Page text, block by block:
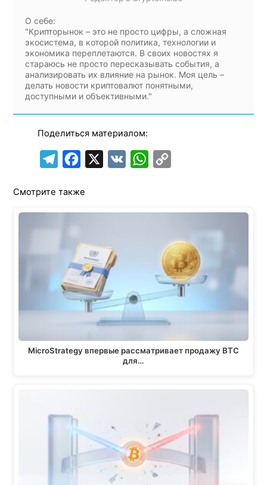
О себе:
"Крипторынок – это не просто цифры, а сложная
экосистема, в которой политика, технологии и
экономика переплетаются. В своих новостях я
стараюсь не просто пересказывать события, а
анализировать их влияние на рынок. Моя цель –
делать новости криптовалют понятными,
доступными и объективными."
Поделиться материалом:
l
e
m
c
e
o
o
k
W
t
y
i
n
k
Смотрите также
MicroStrategy впервые рассматривает продажу BTC
для…